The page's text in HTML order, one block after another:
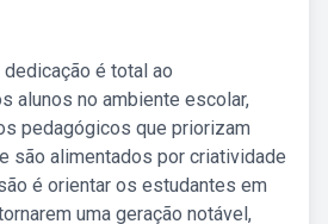
dedicação é total ao
alunos no ambiente escolar,
pedagógicos que priorizam
são alimentados por criatividade
é orientar os estudantes em
uma geração notável,